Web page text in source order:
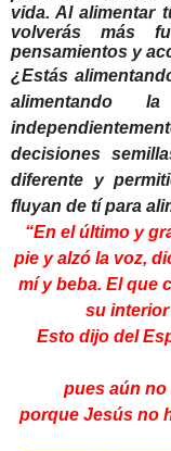
vida. Al alimentar
volverás más
pensamientos y
¿Estás
alimentando
decisiones
diferente y
fluyan de tí para
“En el último y
pie y alzó la voz,
mí y beba. El que
su
Esto dijo del
pues aún no
porque Jesús no